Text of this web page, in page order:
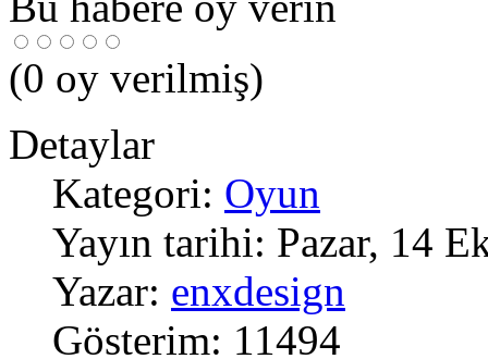
(0 oy verilmiş)
Detaylar
Kategori: Oyun
Yayın tarihi: Pazar, 14
Yazar: enxdesign
Gösterim: 11494